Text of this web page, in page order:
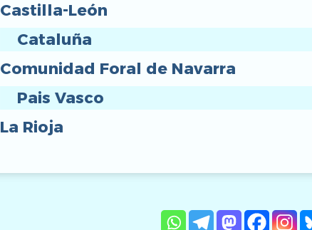
Castilla-León
Cataluña
Comunidad Foral de Navarra
Pais Vasco
La Rioja